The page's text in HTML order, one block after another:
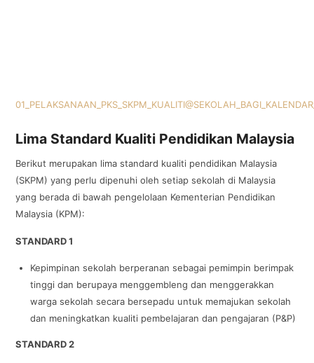
Lima Standard Kualiti Pendidikan Malaysia
Berikut merupakan lima standard kualiti pendidikan Malaysia
(SKPM) yang perlu dipenuhi oleh setiap sekolah di Malaysia
yang berada di bawah pengelolaan Kementerian Pendidikan
Malaysia (KPM):
STANDARD 1
Kepimpinan sekolah berperanan sebagai pemimpin berimpak
tinggi dan berupaya menggembleng dan menggerakkan
warga sekolah secara bersepadu untuk memajukan sekolah
dan meningkatkan kualiti pembelajaran dan pengajaran (P&P)
STANDARD 2